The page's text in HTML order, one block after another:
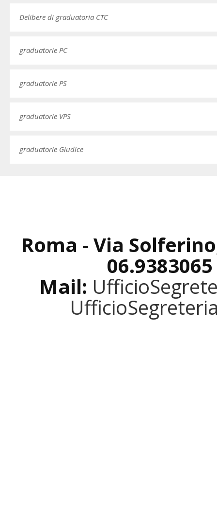
Delibere di graduatoria CTC
graduatorie PC
graduatorie PS
graduatorie VPS
graduatorie Giudice
Roma - Via
Mail: